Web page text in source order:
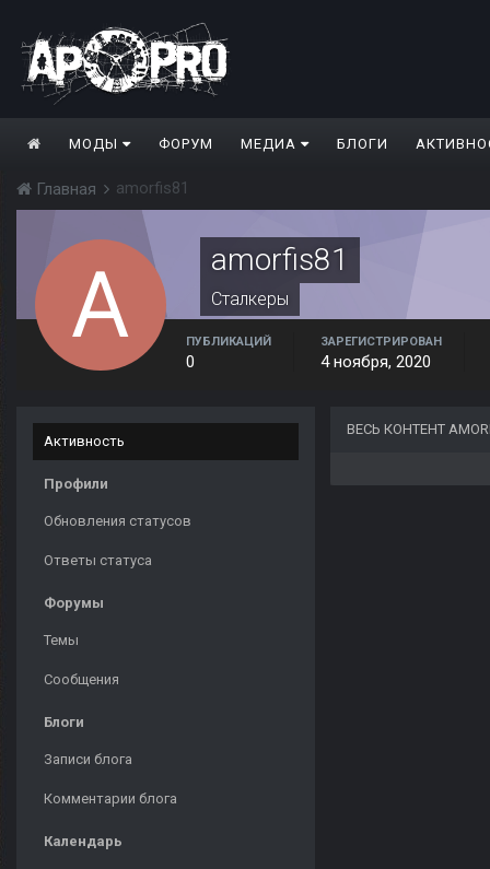
МОДЫ ФОРУМ МЕДИА БЛОГИ
Главная amorfis81
amorfis81
Сталкеры
ПУБЛИКАЦИЙ
0
ЗАРЕГИСТРИРОВАН
4 ноября, 2020
Активность
Профили
Обновления статусов
Ответы статуса
Форумы
Темы
Сообщения
Блоги
Записи блога
Комментарии блога
Календарь
ВЕСЬ КОНТЕНТ